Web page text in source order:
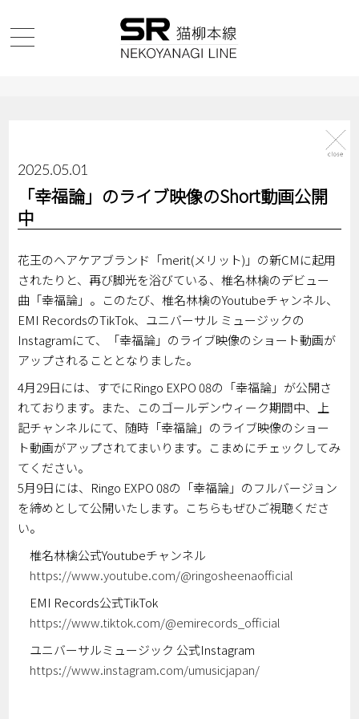
2025.05.01
「幸福論」のライブ映像のShort動画公開
中
花王のヘアケアブランド「merit(メリット)」の新CMに起用
されたりと、再び脚光を浴びている、椎名林檎のデビュー
曲「幸福論」。このたび、椎名林檎のYoutubeチャンネル、
EMI RecordsのTikTok、ユニバーサル ミュージックの
Instagramにて、「幸福論」のライブ映像のショート動画が
アップされることとなりました。
4月29日には、すでにRingo EXPO 08の「幸福論」が公開さ
れております。また、このゴールデンウィーク期間中、上
記チャンネルにて、随時「幸福論」のライブ映像のショー
ト動画がアップされてまいります。こまめにチェックしてみ
てください。
5月9日には、Ringo EXPO 08の「幸福論」のフルバージョン
を締めとして公開いたします。こちらもぜひご視聴くださ
い。
椎名林檎公式Youtubeチャンネル
https://www.youtube.com/@ringosheenaofficial
EMI Records公式TikTok
https://www.tiktok.com/@emirecords_official
ユニバーサルミュージック 公式Instagram
https://www.instagram.com/umusicjapan/